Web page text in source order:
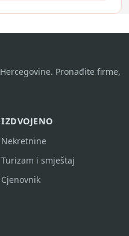
Pronađite firme,
IZDVOJENO
Nekretnine
Turizam i smještaj
Cjenovnik